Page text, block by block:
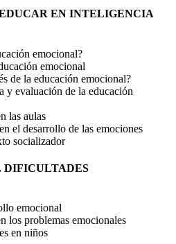
EN INTELIGENCIA
emocional?
emocional
de la educación emocional?
y evaluación de la educación
las aulas
el desarrollo de las emociones
socializador
DIFICULTADES
emocional
los problemas emocionales
en niños